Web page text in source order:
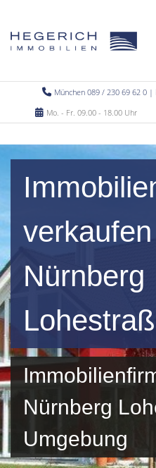
München 089 / 230 69 62 0
Mo. - Fr. 09.00 - 18.00 Uhr
Nürnberg
Nürnberg
Umgebung